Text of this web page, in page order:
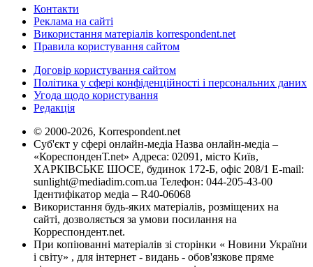
Контакти
Реклама на сайті
Використання матеріалів korrespondent.net
Правила користування сайтом
Договір користування сайтом
Політика у сфері конфіденційності і персональних даних
Угода щодо користування
Редакція
© 2000-2026, Korrespondent.net
Суб'єкт у сфері онлайн-медіа Назва онлайн-медіа –
«КореспонденТ.net» Адреса: 02091, місто Київ,
ХАРКІВСЬКЕ ШОСЕ, будинок 172-Б, офіс 208/1 E-mail:
sunlight@mediadim.com.ua Телефон: 044-205-43-00
Ідентифікатор медіа – R40-06068
Використання будь-яких матеріалів, розміщених на
сайті, дозволяється за умови посилання на
Корреспондент.net.
При копіюванні матеріалів зі сторінки « Новини України
і світу» , для інтернет - видань - обов'язкове пряме